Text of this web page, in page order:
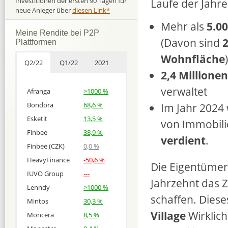
Laufe der
Mehr als
(Davon sind
Wohnfläche)
2,4
verwaltet
Im Jahr
von
verdient.
Die
Jahrzehnt das
schaffen.
Village
neue Anleger überdiesen Link*
Meine Rendite bei P2P
Plattformen
Q2/22 Q1/22 2021
Afranga
>1000 %
Bondora
68,6 %
Esketit
13,5 %
Finbee
38,9 %
Finbee (CZK)
0,0 %
HeavyFinance
-50,6 %
IUVO Group
---
Lenndy
>1000 %
Mintos
30,3 %
Moncera
8,5 %